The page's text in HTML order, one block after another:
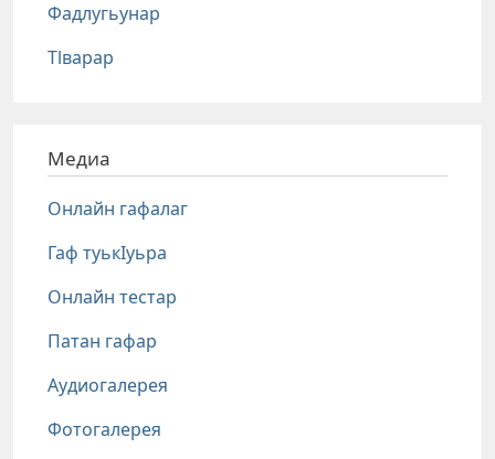
Фадлугьунар
Тlварар
Медиа
Онлайн гафалаг
Гаф туькIуьра
Онлайн тестар
Патан гафар
Аудиогалерея
Фотогалерея